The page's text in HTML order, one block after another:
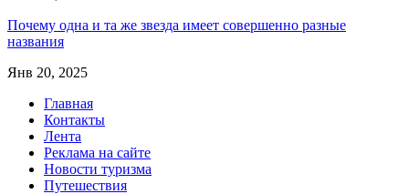
Почему одна и та же звезда имеет совершенно разные
названия
Янв 20, 2025
Главная
Контакты
Лента
Реклама на сайте
Новости туризма
Путешествия